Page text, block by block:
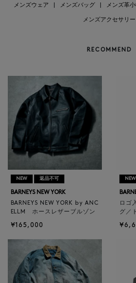
メンズウェア メンズバッグ メンズ革小
メンズアクセサリー
RECOMMEND
NEW 返品不可
BARNEYS NEW YORK
BARNEYS NEW YORK by ANC
ELLM ホースレザーブルゾン
¥165,000
NEW
ロゴ
グ／